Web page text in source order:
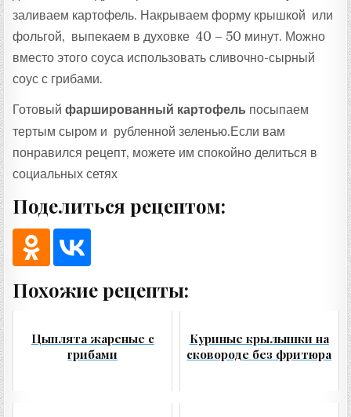
заливаем картофель. Накрываем форму крышкой или
фольгой, выпекаем в духовке 40 – 50 минут. Можно
вместо этого соуса использовать сливочно-сырный
соус с грибами.
Готовыйфаршированный картофель посыпаем
тертым сыром и рубленной зеленью.Если вам
понравился рецепт, можете им спокойно делиться в
социальных сетях
Поделиться рецептом:
Похожие рецепты:
Цыплята жареные с
грибами
Куриные крылышки на
сковороде без фритюра